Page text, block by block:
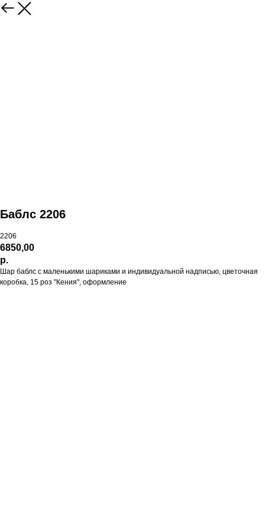
Баблс 2206
2206
6850,00
р.
Шар баблс с маленькими шариками и индивидуальной надписью, цветочная
коробка, 15 роз "Кения", оформление